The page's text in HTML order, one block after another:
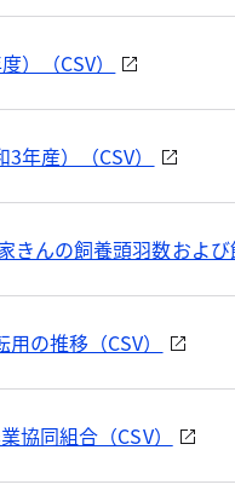
）（CSV）
年産）（CSV）
きんの飼養頭羽数およ
の推移（CSV）
協同組合（CSV）